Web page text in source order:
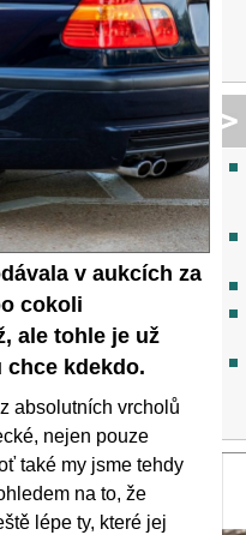
v aukcích za
cokoli
ale tohle je už
chce kdekdo.
absolutních vrcholů
nejen pouze
také my jsme tehdy
na to, že
lépe ty, které jej